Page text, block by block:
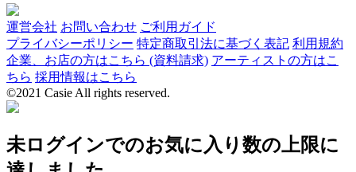
運営会社 お問い合わせ ご利用ガイド
プライバシーポリシー 特定商取引法に基づく表記 利用規約
企業、お店の方はこちら (資料請求) アーティストの方はこ
ちら 採用情報はこちら
©2021 Casie All rights reserved.
未ログインでのお気に入り数の上限に